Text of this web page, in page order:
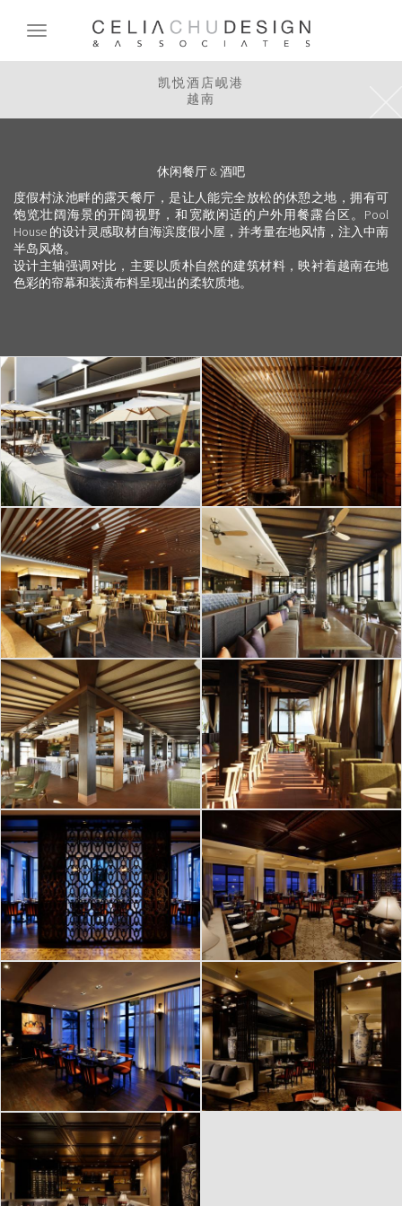
content
Toggle
凯悦酒店岘港
越南
休闲餐厅 & 酒吧
度假村泳池畔的露天餐厅，是让人能完全放松的休憩之地，拥有可
饱览壮阔海景的开阔视野，和宽敞闲适的户外用餐露台区。 Pool
House 的设计灵感取材自海滨度假小屋，并考量在地风情，注入中南
半岛风格。
设计主轴强调对比，主要以质朴自然的建筑材料，映衬着越南在地
色彩的帘幕和装潢布料呈现出的柔软质地。